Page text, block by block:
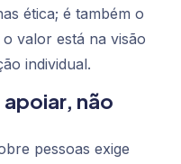
ética; é também o
valor está na visão
individual.
não
pessoas exige